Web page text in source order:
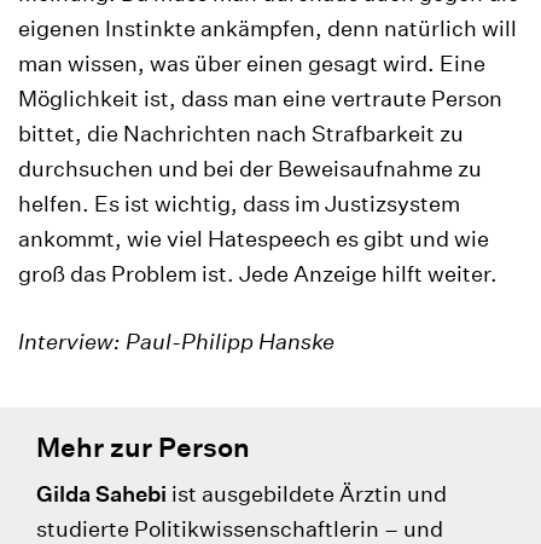
eigenen Instinkte ankämpfen, denn natürlich will
man wissen, was über einen gesagt wird. Eine
Möglichkeit ist, dass man eine vertraute Person
bittet, die Nachrichten nach Strafbarkeit zu
durchsuchen und bei der Beweisaufnahme zu
helfen. Es ist wichtig, dass im Justizsystem
ankommt, wie viel Hatespeech es gibt und wie
groß das Problem ist. Jede Anzeige hilft weiter.
Interview: Paul-Philipp Hanske
Mehr zur Person
Gilda Sahebi ist ausgebildete Ärztin und
studierte Politikwissenschaftlerin – und